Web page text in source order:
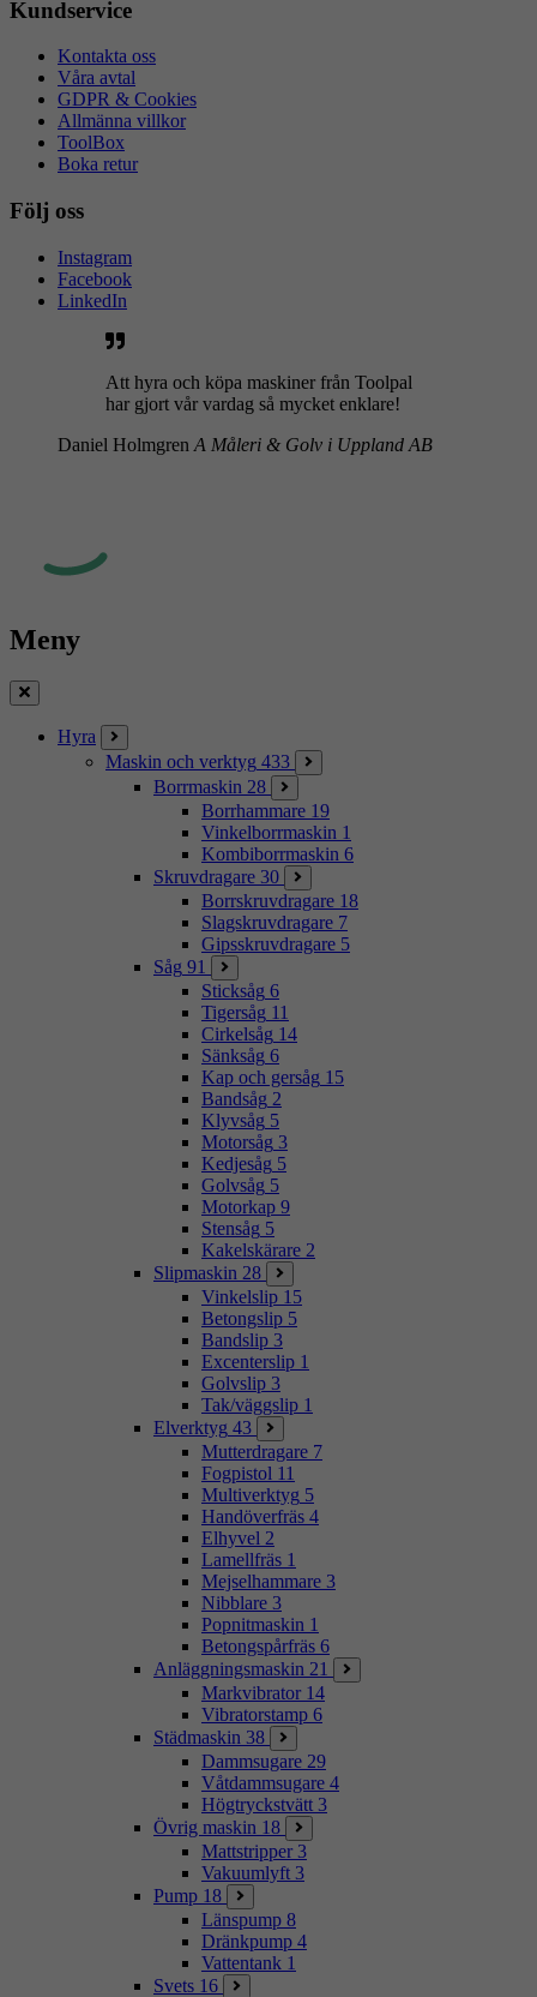
Kundservice
Kontakta oss
Våra avtal
GDPR & Cookies
Allmänna villkor
ToolBox
Boka retur
Följ oss
Instagram
Facebook
LinkedIn
Att hyra och köpa maskiner från Toolpal
har gjort vår vardag så mycket enklare!
Daniel Holmgren A Måleri & Golv i Uppland AB
Meny
Stäng
Hyra
Maskin och verktyg 433
Borrmaskin 28
Borrhammare 19
Vinkelborrmaskin 1
Kombiborrmaskin 6
Skruvdragare 30
Borrskruvdragare 18
Slagskruvdragare 7
Gipsskruvdragare 5
Såg 91
Sticksåg 6
Tigersåg 11
Cirkelsåg 14
Sänksåg 6
Kap och gersåg 15
Bandsåg 2
Klyvsåg 5
Motorsåg 3
Kedjesåg 5
Golvsåg 5
Motorkap 9
Stensåg 5
Kakelskärare 2
Slipmaskin 28
Vinkelslip 15
Betongslip 5
Bandslip 3
Excenterslip 1
Golvslip 3
Tak/väggslip 1
Elverktyg 43
Mutterdragare 7
Fogpistol 11
Multiverktyg 5
Handöverfräs 4
Elhyvel 2
Lamellfräs 1
Mejselhammare 3
Nibblare 3
Popnitmaskin 1
Betongspårfräs 6
Anläggningsmaskin 21
Markvibrator 14
Vibratorstamp 6
Städmaskin 38
Dammsugare 29
Våtdammsugare 4
Högtryckstvätt 3
Övrig maskin 18
Mattstripper 3
Vakuumlyft 3
Pump 18
Länspump 8
Dränkpump 4
Vattentank 1
Svets 16